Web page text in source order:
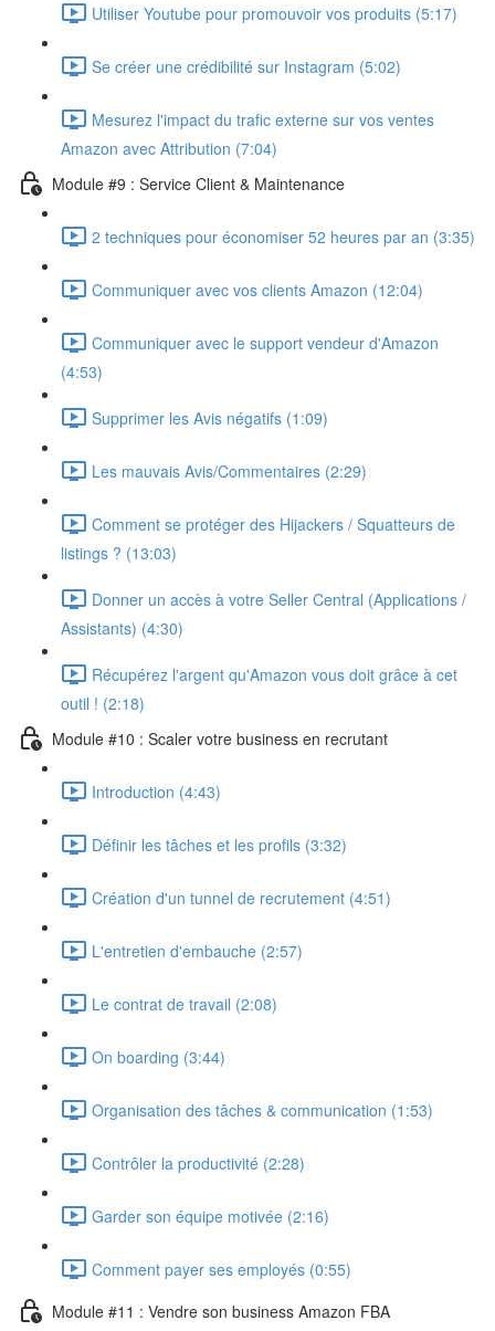
Utiliser Youtube pour promouvoir vos produits (5:17)
Se créer une crédibilité sur Instagram (5:02)
Mesurez l'impact du trafic externe sur vos ventes
Amazon avec Attribution (7:04)
Module #9 : Service Client & Maintenance
2 techniques pour économiser 52 heures par an (3:35)
Communiquer avec vos clients Amazon (12:04)
Communiquer avec le support vendeur d'Amazon
(4:53)
Supprimer les Avis négatifs (1:09)
Les mauvais Avis/Commentaires (2:29)
Comment se protéger des Hijackers / Squatteurs de
listings ? (13:03)
Donner un accès à votre Seller Central (Applications /
Assistants) (4:30)
Récupérez l'argent qu'Amazon vous doit grâce à cet
outil ! (2:18)
Module #10 : Scaler votre business en recrutant
Introduction (4:43)
Définir les tâches et les profils (3:32)
Création d'un tunnel de recrutement (4:51)
L'entretien d'embauche (2:57)
Le contrat de travail (2:08)
On boarding (3:44)
Organisation des tâches & communication (1:53)
Contrôler la productivité (2:28)
Garder son équipe motivée (2:16)
Comment payer ses employés (0:55)
Module #11 : Vendre son business Amazon FBA